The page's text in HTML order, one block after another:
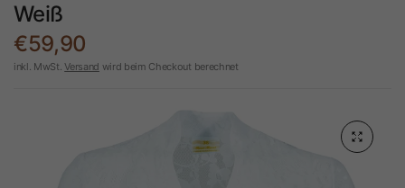
Weiß
€59,90
inkl. MwSt.Versand wird beim Checkout berechnet